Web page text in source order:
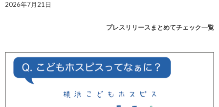
2026年7月21日
プレスリリースまとめてチェック一覧